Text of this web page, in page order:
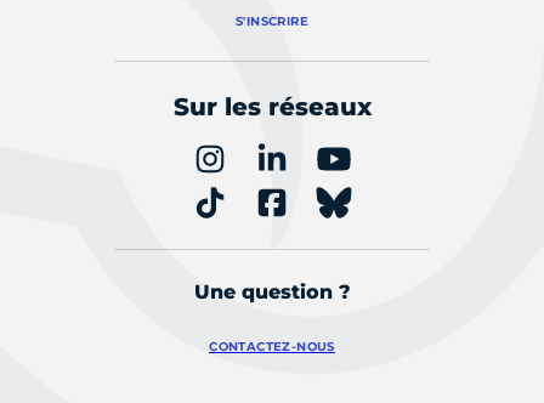
S'INSCRIRE
Sur les réseaux
Une question ?
CONTACTEZ-NOUS